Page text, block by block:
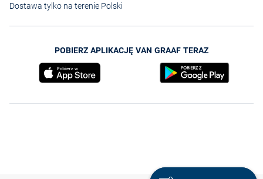
Dostawa tylko na terenie Polski
POBIERZ APLIKACJĘ VAN GRAAF TERAZ